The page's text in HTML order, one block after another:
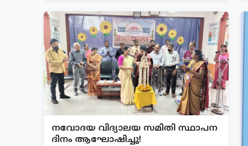
നവോദയ വിദ്യാലയ സമിതി സ്ഥാപന
ദിനം ആഘോഷിച്ചു!